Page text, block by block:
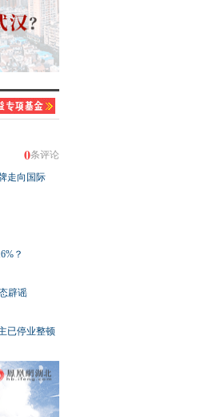
0条评论
走向国际
？
辟谣
已停业整顿